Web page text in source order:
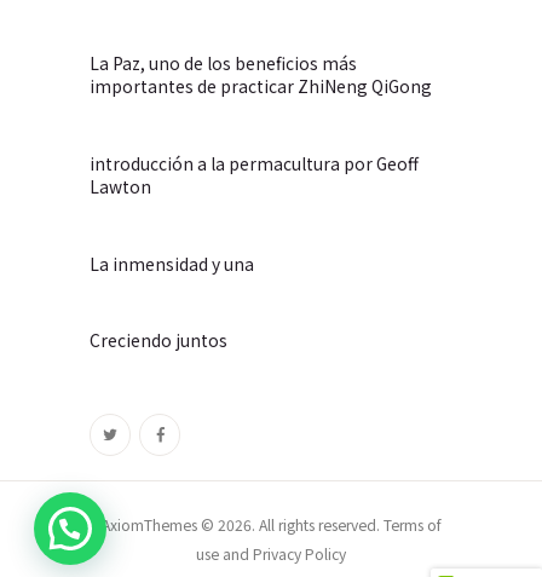
La Paz, uno de los beneficios más
importantes de practicar ZhiNeng QiGong
introducción a la permacultura por Geoff
Lawton
La inmensidad y una
Creciendo juntos
AxiomThemes © 2026. All rights reserved. Terms of
use and Privacy Policy